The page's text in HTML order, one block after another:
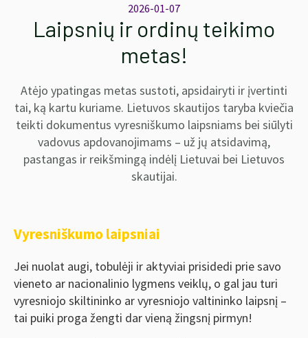
2026-01-07
Laipsnių ir ordinų teikimo
metas!
Atėjo ypatingas metas sustoti, apsidairyti ir įvertinti
tai, ką kartu kuriame. Lietuvos skautijos taryba kviečia
teikti dokumentus vyresniškumo laipsniams bei siūlyti
vadovus apdovanojimams – už jų atsidavimą,
pastangas ir reikšmingą indėlį Lietuvai bei Lietuvos
skautijai.
Vyresniškumo laipsniai
Jei nuolat augi, tobulėji ir aktyviai prisidedi prie savo
vieneto ar nacionalinio lygmens veiklų, o gal jau turi
vyresniojo skiltininko ar vyresniojo valtininko laipsnį –
tai puiki proga žengti dar vieną žingsnį pirmyn!